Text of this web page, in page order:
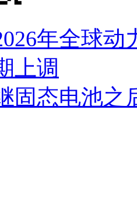
年全球动
上调
固态电池之